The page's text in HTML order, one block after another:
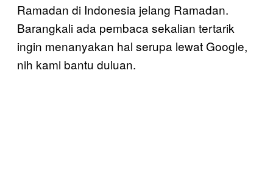
Ramadan di Indonesia jelang Ramadan.
Barangkali ada pembaca sekalian tertarik
ingin menanyakan hal serupa lewat Google,
nih kami bantu duluan.